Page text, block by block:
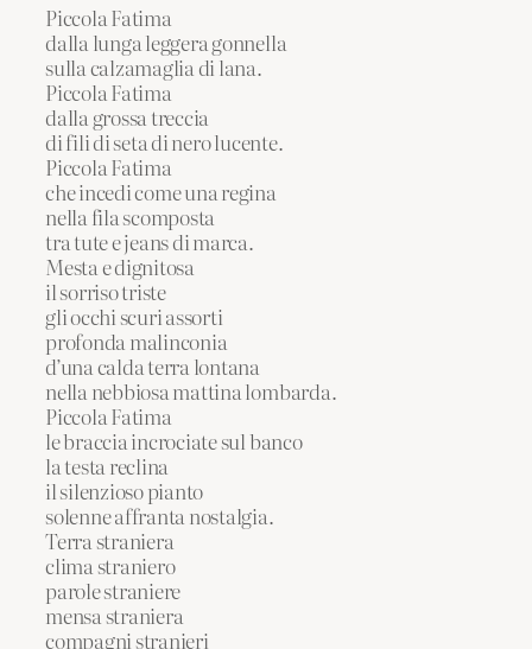
Piccola Fatima
dalla lunga leggera gonnella
sulla calzamaglia di lana.
Piccola Fatima
dalla grossa treccia
di fili di seta di nero lucente.
Piccola Fatima
che incedi come una regina
nella fila scomposta
tra tute e jeans di marca.
Mesta e dignitosa
il sorriso triste
gli occhi scuri assorti
profonda malinconia
d’una calda terra lontana
nella nebbiosa mattina lombarda.
Piccola Fatima
le braccia incrociate sul banco
la testa reclina
il silenzioso pianto
solenne affranta nostalgia.
Terra straniera
clima straniero
parole straniere
mensa straniera
compagni stranieri